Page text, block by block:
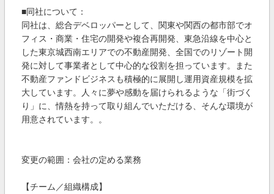
■同社について：
同社は、総合デベロッパーとして、関東や関西の都市部でオ
フィス・商業・住宅の開発や複合再開発、東急沿線を中心と
した東京城西南エリアでの不動産開発、全国でのリゾート開
発に対して事業者として中心的な役割を担っています。また
不動産ファンドビジネスも積極的に展開し運用資産規模を拡
大しています。人々に夢や感動を届けられるような「街づく
り」に、情熱を持って取り組んでいただける、そんな環境が
用意されています。。
変更の範囲：会社の定める業務
【チーム／組織構成】